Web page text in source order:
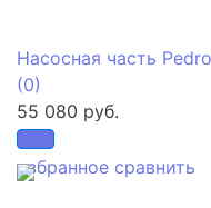
избранное сравнить
Насосная часть
(0)
55 080 руб.